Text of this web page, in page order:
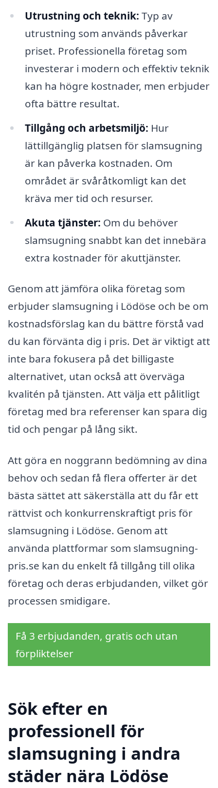
Utrustning och teknik: Typ av
utrustning som används påverkar
priset. Professionella företag som
investerar i modern och effektiv teknik
kan ha högre kostnader, men erbjuder
ofta bättre resultat.
Tillgång och arbetsmiljö: Hur
lättillgänglig platsen för slamsugning
är kan påverka kostnaden. Om
området är svåråtkomligt kan det
kräva mer tid och resurser.
Akuta tjänster: Om du behöver
slamsugning snabbt kan det innebära
extra kostnader för akuttjänster.
Genom att jämföra olika företag som
erbjuder slamsugning i Lödöse och be om
kostnadsförslag kan du bättre förstå vad
du kan förvänta dig i pris. Det är viktigt att
inte bara fokusera på det billigaste
alternativet, utan också att överväga
kvalitén på tjänsten. Att välja ett pålitligt
företag med bra referenser kan spara dig
tid och pengar på lång sikt.
Att göra en noggrann bedömning av dina
behov och sedan få flera offerter är det
bästa sättet att säkerställa att du får ett
rättvist och konkurrenskraftigt pris för
slamsugning i Lödöse. Genom att
använda plattformar som slamsugning-
pris.se kan du enkelt få tillgång till olika
företag och deras erbjudanden, vilket gör
processen smidigare.
Få 3 erbjudanden, gratis och utan
förpliktelser
Sök efter en
professionell för
slamsugning i andra
städer nära Lödöse